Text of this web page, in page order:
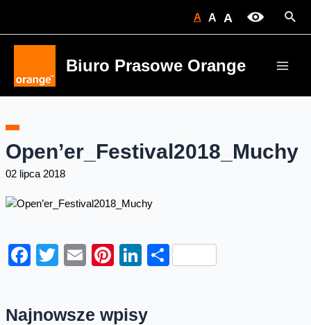
A A A
Biuro Prasowe Orange
Open’er_Festival2018_Muchy
02 lipca 2018
Facebook
Twitter
EmailPinterest
LinkedIn
Share
Najnowsze wpisy